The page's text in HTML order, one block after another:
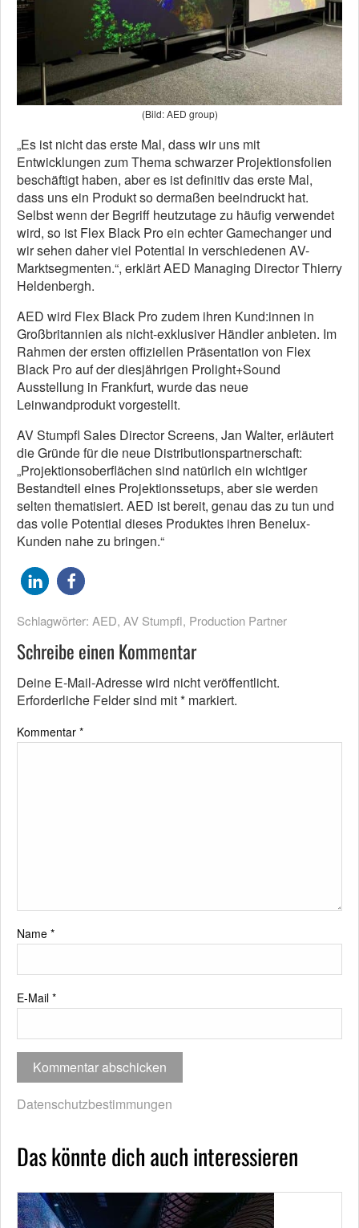
(Bild: AED group)
„Es ist nicht das erste Mal, dass wir uns mit
Entwicklungen zum Thema schwarzer Projektionsfolien
beschäftigt haben, aber es ist definitiv das erste Mal,
dass uns ein Produkt so dermaßen beeindruckt hat.
Selbst wenn der Begriff heutzutage zu häufig verwendet
wird, so ist Flex Black Pro ein echter Gamechanger und
wir sehen daher viel Potential in verschiedenen AV-
Marktsegmenten.“, erklärt AED Managing Director Thierry
Heldenbergh.
AED wird Flex Black Pro zudem ihren Kund:innen in
Großbritannien als nicht-exklusiver Händler anbieten. Im
Rahmen der ersten offiziellen Präsentation von Flex
Black Pro auf der diesjährigen Prolight+Sound
Ausstellung in Frankfurt, wurde das neue
Leinwandprodukt vorgestellt.
AV Stumpfl Sales Director Screens, Jan Walter, erläutert
die Gründe für die neue Distributionspartnerschaft:
„Projektionsoberflächen sind natürlich ein wichtiger
Bestandteil eines Projektionssetups, aber sie werden
selten thematisiert. AED ist bereit, genau das zu tun und
das volle Potential dieses Produktes ihren Benelux-
Kunden nahe zu bringen.“
Schlagwörter: AED, AV Stumpfl, Production Partner
Schreibe einen Kommentar
Deine E-Mail-Adresse wird nicht veröffentlicht.
Erforderliche Felder sind mit* markiert.
Kommentar *
Name *
E-Mail *
Datenschutzbestimmungen
Das könnte dich auch interessieren